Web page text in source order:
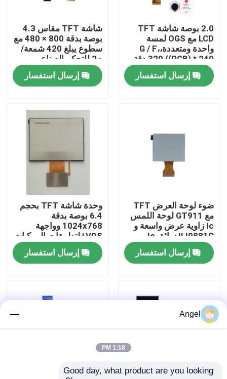
بيت
أشرطة فيديو
معلومات عنا
جولة في المعمل
اتصل بنا
شاشة LCD TFT
2.0 بوصة شاشة TFT
LCD مع OGS لمسة
واحدة ومتعددة،G / F،
320 ((RGB) * 240 دقة،
واجهة RGB 6 بت، القيادة
IC ILI9342cإرسال استفسار
شاشة TFT مقاس 4.3
بوصة بدقة 800 × 480 مع
سطوع يبلغ 420 شمعة/
م2 للتحكم الصناعي
إرسال استفسار
ضوء لوحة العرض TFT
مع GT911 لوحة اللمس
Ic زاوية عرض واسعة و
ILI9881C سائق Ic
إرسال استفسار
وحدة شاشة TFT بحجم
6.4 بوصة بدقة
1024x768 وواجهة
LVDS لتطبيقات المركبات
إرسال استفسار
Angel
1:18 PM
Good day, what product are you looking